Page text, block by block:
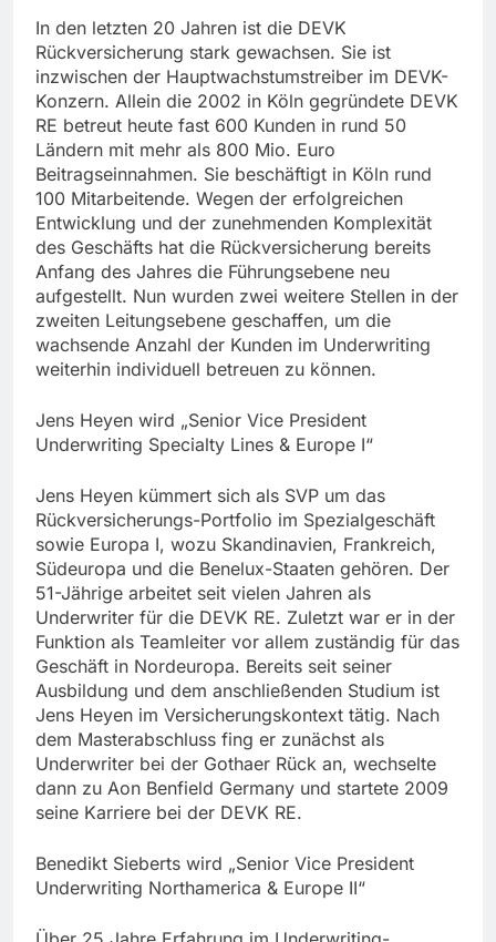
In den letzten 20 Jahren ist die DEVK
Rückversicherung stark gewachsen. Sie ist
inzwischen der Hauptwachstumstreiber im DEVK-
Konzern. Allein die 2002 in Köln gegründete DEVK
RE betreut heute fast 600 Kunden in rund 50
Ländern mit mehr als 800 Mio. Euro
Beitragseinnahmen. Sie beschäftigt in Köln rund
100 Mitarbeitende. Wegen der erfolgreichen
Entwicklung und der zunehmenden Komplexität
des Geschäfts hat die Rückversicherung bereits
Anfang des Jahres die Führungsebene neu
aufgestellt. Nun wurden zwei weitere Stellen in der
zweiten Leitungsebene geschaffen, um die
wachsende Anzahl der Kunden im Underwriting
weiterhin individuell betreuen zu können.
Jens Heyen wird „Senior Vice President
Underwriting Specialty Lines & Europe I“
Jens Heyen kümmert sich als SVP um das
Rückversicherungs-Portfolio im Spezialgeschäft
sowie Europa I, wozu Skandinavien, Frankreich,
Südeuropa und die Benelux-Staaten gehören. Der
51-Jährige arbeitet seit vielen Jahren als
Underwriter für die DEVK RE. Zuletzt war er in der
Funktion als Teamleiter vor allem zuständig für das
Geschäft in Nordeuropa. Bereits seit seiner
Ausbildung und dem anschließenden Studium ist
Jens Heyen im Versicherungskontext tätig. Nach
dem Masterabschluss fing er zunächst als
Underwriter bei der Gothaer Rück an, wechselte
dann zu Aon Benfield Germany und startete 2009
seine Karriere bei der DEVK RE.
Benedikt Sieberts wird „Senior Vice President
Underwriting Northamerica & Europe II“